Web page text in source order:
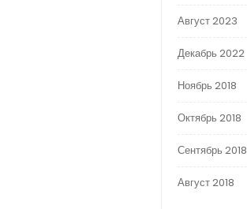
Август 2023
Декабрь 2022
Ноябрь 2018
Октябрь 2018
Сентябрь 2018
Август 2018